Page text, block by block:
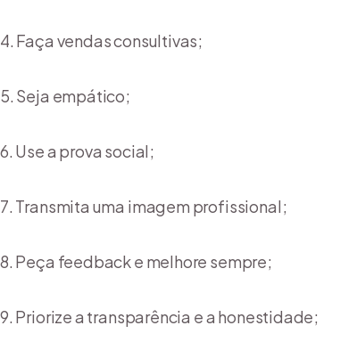
Faça vendas consultivas;
Seja empático;
Use a prova social;
Transmita uma imagem profissional;
Peça feedback e melhore sempre;
Priorize a transparência e a honestidade;